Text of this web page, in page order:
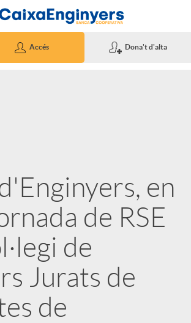
Accés Dona't d'alta
en
de RSE
de
Jurats de
de